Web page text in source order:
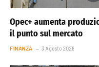
Opec+ aumenta
il punto sul mercato
FINANZA 3 Agosto 2026